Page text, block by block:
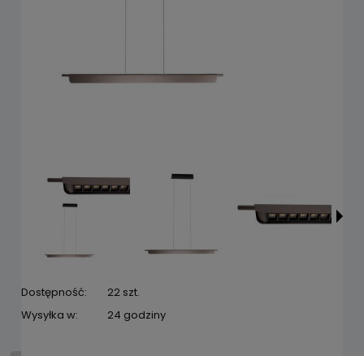
Dostępność:
22 szt.
Wysyłka w:
24 godziny